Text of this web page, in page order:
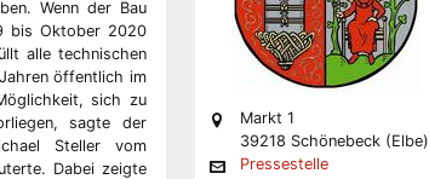
Wenn der Bau
bis Oktober 2020
alle technischen
öffentlich im
sich zu
sagte der
Steller vom
Dabei zeigte
Markt 1
39218 Schönebeck (Elbe)
Pressestelle